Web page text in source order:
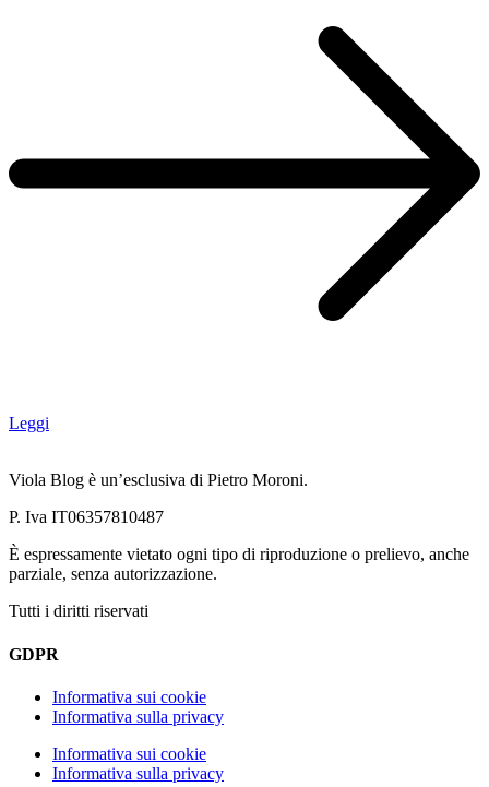
Leggi
Viola Blog è un’esclusiva di Pietro Moroni.
P. Iva IT06357810487
È espressamente vietato ogni tipo di riproduzione o prelievo, anche
parziale, senza autorizzazione.
Tutti i diritti riservati
GDPR
Informativa sui cookie
Informativa sulla privacy
Informativa sui cookie
Informativa sulla privacy